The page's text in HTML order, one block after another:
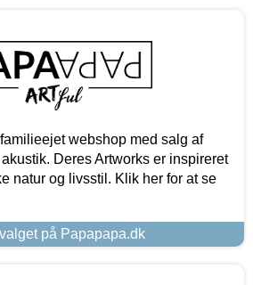
webshop med salg af
Deres Artworks er inspireret
natur og livsstil. Klik her for at se
på Papapapa.dk